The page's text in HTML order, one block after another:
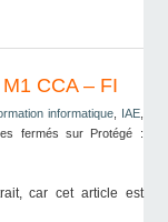
CCA – FI
informatique, IAE,
fermés sur Protégé :
car cet article est